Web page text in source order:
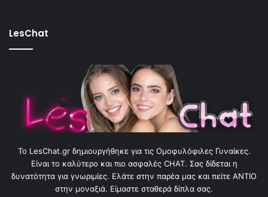
LesChat
To LesChat.gr δημιουργήθηκε για τις Ομοφυλόφιλες Γυναίκες.
Είναι το καλύτερο και πιο ασφαλές CHAT. Σας δίδεται η
δυνατότητα για γνωριμίες. Ελάτε στην παρέα μας και πείτε ΑΝΤΙΟ
στην μοναξιά. Είμαστε σταθερά δίπλα σας.